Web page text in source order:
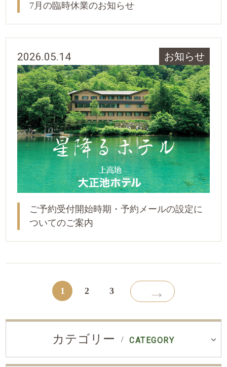
7月の臨時休業のお知らせ
2026.05.14 お知らせ
ご予約受付開始時期・予約メールの設定に
ついてのご案内
1 2 3 →
カテゴリー CATEGORY